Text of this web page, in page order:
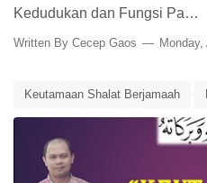
Kedudukan dan Fungsi Pa…
Written By Cecep Gaos
Keutamaan Shalat Berjamaah
Media Pembelajaran Online